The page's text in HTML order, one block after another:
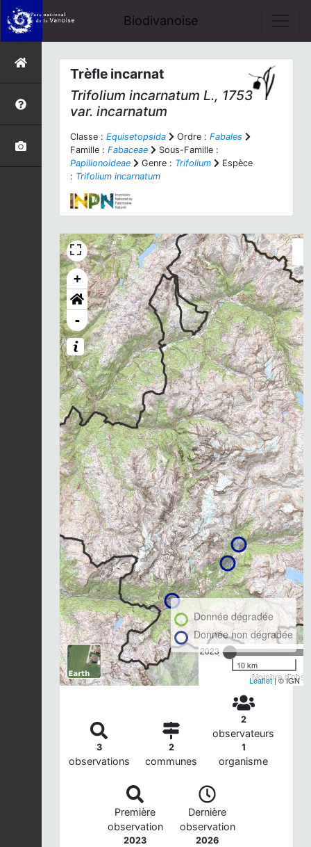
Biodivanoise
Trèfle incarnat
Trifolium incarnatum L., 1753
var. incarnatum
Classe : Equisetopsida Ordre : Fabales
Famille : Fabaceae
Sous-Famille :
Papilionoideae
Genre : Trifolium
Espèce
: Trifolium incarnatum
+
-
2023
Nombre
Donnée dégradée
Donnée non dégradée
10 km
Leaflet| © IGN
3
observations
2
communes
2
observateurs
1
organisme
Première
observation
2023
Dernière
observation
2026